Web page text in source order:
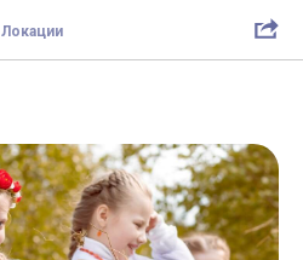
Локации